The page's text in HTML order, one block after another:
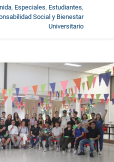
, Especiales, Estudiantes,
Social y Bienestar
Universitario